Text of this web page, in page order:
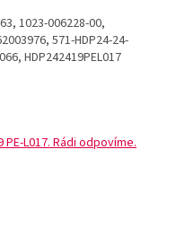
1023-006228-00,
571-HDP24-24-
HDP242419PEL017
L017. Rádi odpovíme.